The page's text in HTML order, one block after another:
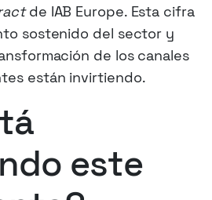
de IAB Europe. Esta cifra
sostenido del sector y
de los canales
están invirtiendo.
este